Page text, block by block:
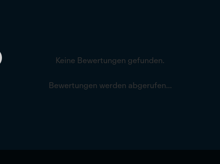
Keine Bewertungen gefunden.
Bewertungen werden abgerufen...